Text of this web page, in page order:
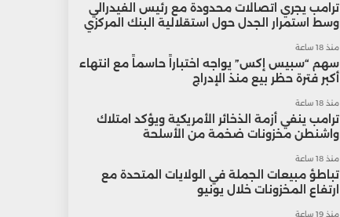
ترامب يجري اتصالات محدودة مع رئيس الفيدرالي
وسط استمرار الجدل حول استقلالية البنك المركزي
منذ 18 ساعة
سهم “سبيس إكس” يواجه اختباراً حاسماً مع انتهاء
أكبر فترة حظر بيع منذ الإدراج
منذ 18 ساعة
ترامب ينفي أزمة الذخائر الأمريكية ويؤكد امتلاك
واشنطن مخزونات ضخمة من الأسلحة
منذ 18 ساعة
تباطؤ مبيعات الجملة في الولايات المتحدة مع
ارتفاع المخزونات خلال يونيو
منذ 19 ساعة